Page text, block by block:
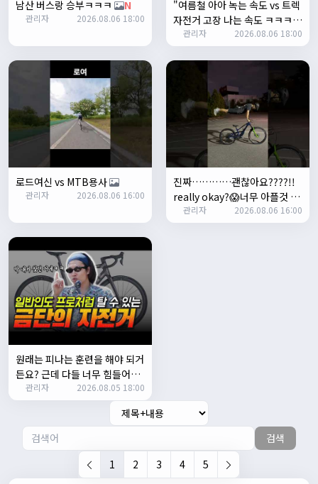
좌측 로고(메인 대문) 누르면 홈으로 이동할때 왼쪽으로 가서
눌러야 해서 불편하네요. 가운데에 있거나 빈공간을 눌러도
메인으로 이동하게 해주실수 있나요>?
16:50:47
한번 확인해보겠습니다 :)
2/8/2025
명신이10:43:01
너무 추워요
부두게이 BRBR09:54:20
잔차나라 화이팅!!
관리자 10:15:31
감사합니다 파이팅!!!!
2/14/2025
서준22:03:11
저 첫 로드로 힉스 바버비 살려하는데 괜찮나요?
2/16/2025
자출조아15:14:23
시즌온 하신 분들 모두 안라하세요~~
시즌온이랑 안라가 몬가요?
진우01:50:08
시즌온은 시즌이 시작됬다는거고 안라는 안전한 라이딩으로
자출조아
2/20/2025
남산 버스랑 승부ㅋㅋㅋ N
관리자 2026.08.06 18:00
"여름철 아아 녹는 속도 vs 트렉
자전거 고장 나는 속도 ㅋㅋㅋ
입문용 MTB 끝판왕 추천"
N
관리자 2026.08.06 18:00
로드여신 vs MTB용사
관리자 2026.08.06 16:00
진짜…………괜찮아요????!!
really okay?😱너무 아플것 같
아……ㅜㅜ
관리자 2026.08.06 16:00
원래는 피나는 훈련을 해야 되거
든요? 근데 다들 너무 힘들어하
니까 우리가 치트키를 좀 써드릴
게요. 아, KC 인증이 안나온다고
요? 그럼 뭐... 얼른 훈련하러 안
나가고 뭐하세요?
관리자 2026.08.05 18:00
검색
1
2 3 4 5